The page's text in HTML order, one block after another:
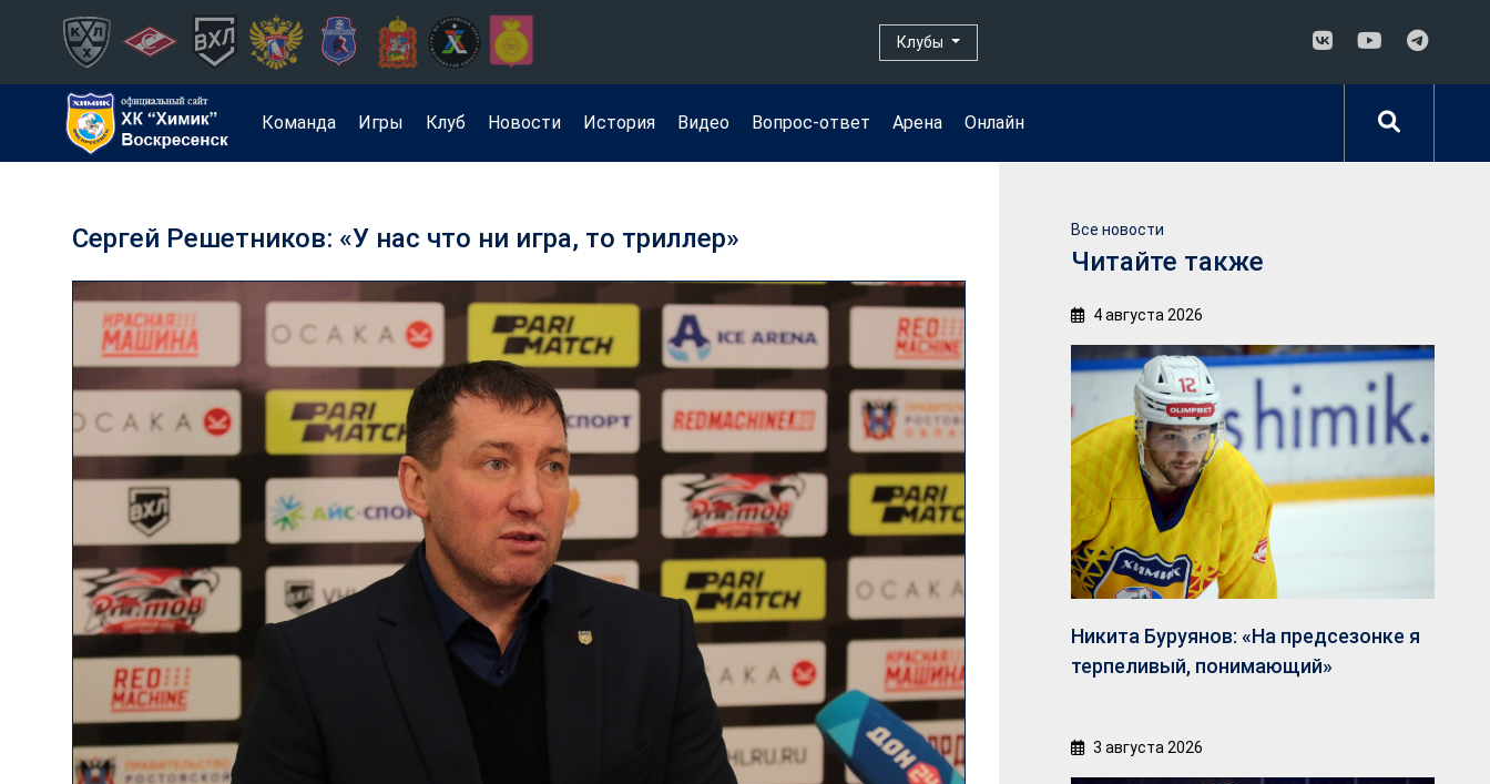
Клубы
Команда Игры Клуб Новости История Видео Вопрос-ответ Арена Онлайн
Сергей Решетников: «У нас что ни игра, то триллер» Все новости
Читайте также
4 августа 2026
Никита Буруянов: «На предсезонке я
терпеливый, понимающий»
3 августа 2026